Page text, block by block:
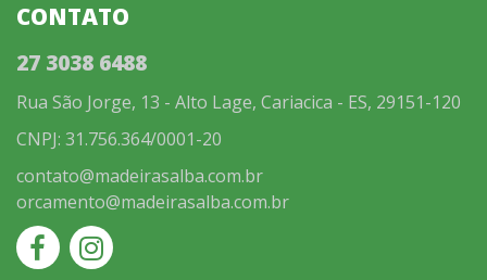
CONTATO
27 3038 6488
Rua São Jorge, 13 - Alto Lage, Cariacica - ES, 29151-120
CNPJ: 31.756.364/0001-20
contato@madeirasalba.com.br
orcamento@madeirasalba.com.br